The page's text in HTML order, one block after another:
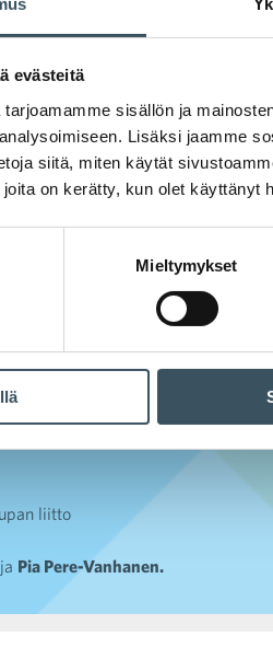
evästeitä
sisällön ja
Lisäksi jaamme
siitä, miten käytät
on kerätty, kun olet käyttänyt
Mieltymykset
, Kaupan liitto
pääekonomistiJaana
toimitusjohtajaPekka Halonen,
Miettinen
liitto
Pia Pere-Vanhanen.